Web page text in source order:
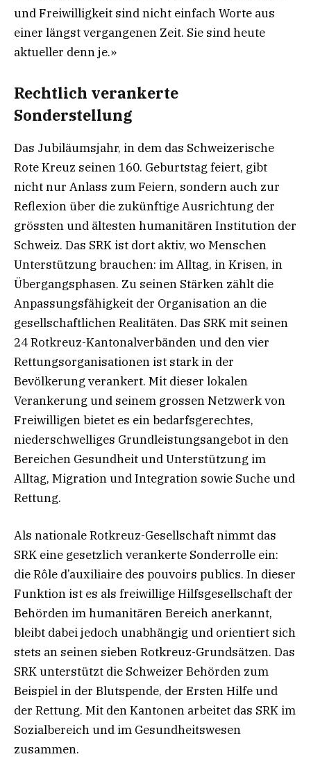
und Freiwilligkeit sind nicht einfach Worte aus
einer längst vergangenen Zeit. Sie sind heute
aktueller denn je.»
Rechtlich verankerte
Sonderstellung
Das Jubiläumsjahr, in dem das Schweizerische
Rote Kreuz seinen 160. Geburtstag feiert, gibt
nicht nur Anlass zum Feiern, sondern auch zur
Reflexion über die zukünftige Ausrichtung der
grössten und ältesten humanitären Institution der
Schweiz. Das SRK ist dort aktiv, wo Menschen
Unterstützung brauchen: im Alltag, in Krisen, in
Übergangsphasen. Zu seinen Stärken zählt die
Anpassungsfähigkeit der Organisation an die
gesellschaftlichen Realitäten. Das SRK mit seinen
24 Rotkreuz-Kantonalverbänden und den vier
Rettungsorganisationen ist stark in der
Bevölkerung verankert. Mit dieser lokalen
Verankerung und seinem grossen Netzwerk von
Freiwilligen bietet es ein bedarfsgerechtes,
niederschwelliges Grundleistungsangebot in den
Bereichen Gesundheit und Unterstützung im
Alltag, Migration und Integration sowie Suche und
Rettung.
Als nationale Rotkreuz-Gesellschaft nimmt das
SRK eine gesetzlich verankerte Sonderrolle ein:
die Rôle d’auxiliaire des pouvoirs publics. In dieser
Funktion ist es als freiwillige Hilfsgesellschaft der
Behörden im humanitären Bereich anerkannt,
bleibt dabei jedoch unabhängig und orientiert sich
stets an seinen sieben Rotkreuz-Grundsätzen. Das
SRK unterstützt die Schweizer Behörden zum
Beispiel in der Blutspende, der Ersten Hilfe und
der Rettung. Mit den Kantonen arbeitet das SRK im
Sozialbereich und im Gesundheitswesen
zusammen.